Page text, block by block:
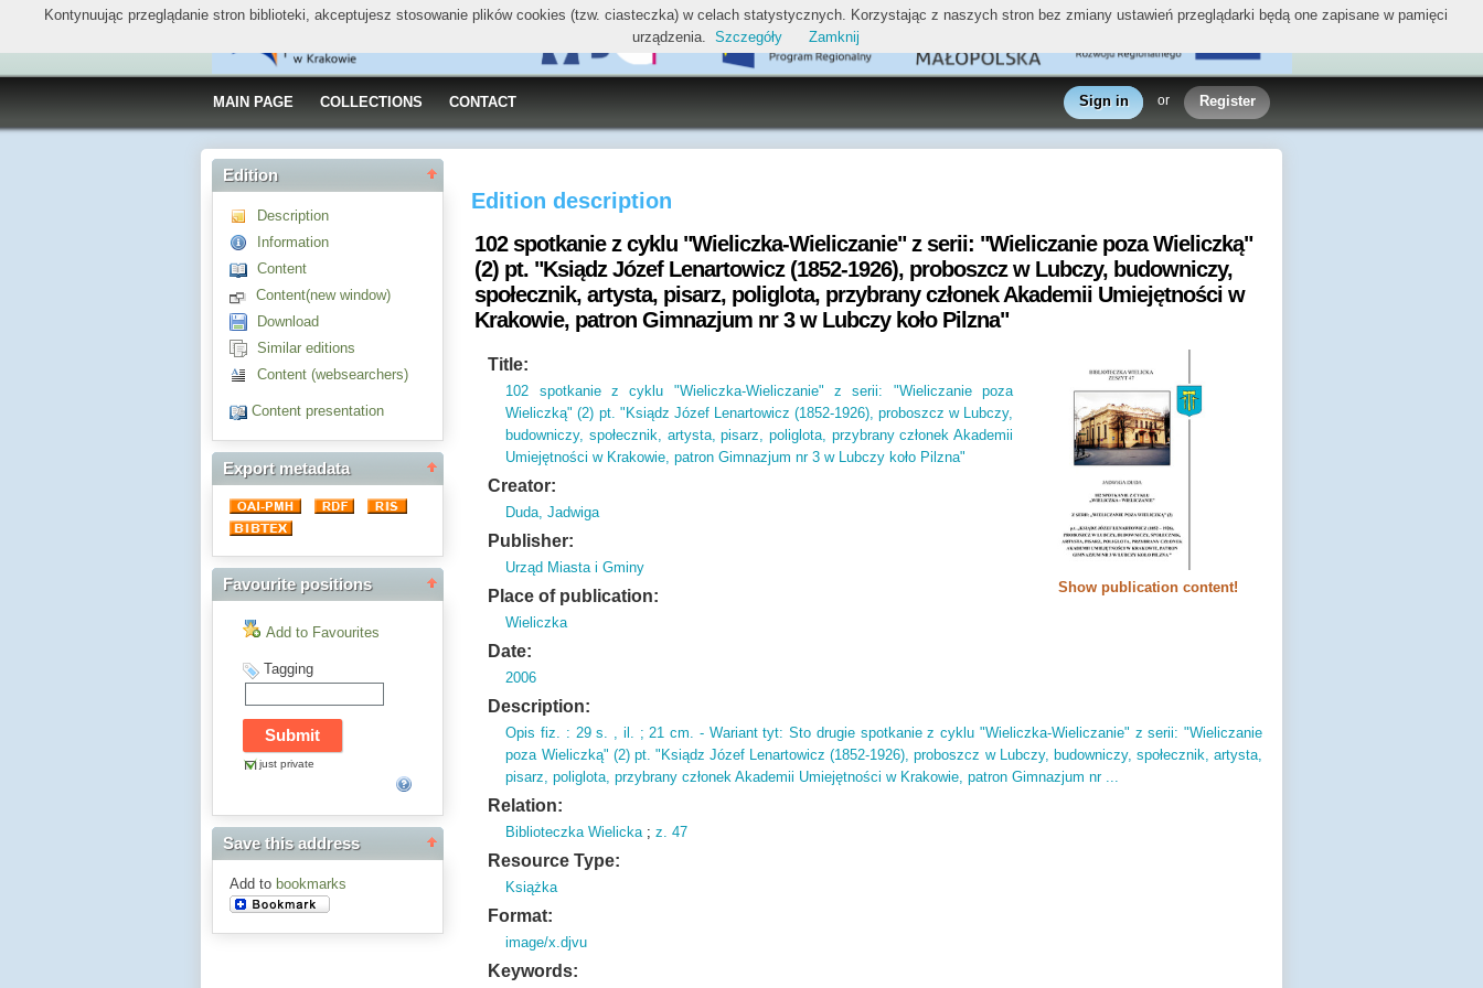
MAIN PAGE COLLECTIONS CONTACT Sign in or Register
Edition
Description
Information
Content
Content(new window)
Download
Similar editions
Content (websearchers)
Content presentation
Export metadata
Favourite positions
Add to Favourites
Tagging
just private
Save this address
Add to bookmarks
Edition description
102 spotkanie z cyklu "Wieliczka-Wieliczanie" z serii: "Wieliczanie poza Wieliczką"
(2) pt. "Ksiądz Józef Lenartowicz (1852-1926), proboszcz w Lubczy, budowniczy,
społecznik, artysta, pisarz, poliglota, przybrany członek Akademii Umiejętności w
Krakowie, patron Gimnazjum nr 3 w Lubczy koło Pilzna"
Show publication content!
Title:
102 spotkanie z cyklu "Wieliczka-Wieliczanie" z serii: "Wieliczanie poza
Wieliczką" (2) pt. "Ksiądz Józef Lenartowicz (1852-1926), proboszcz w Lubczy,
budowniczy, społecznik, artysta, pisarz, poliglota, przybrany członek Akademii
Umiejętności w Krakowie, patron Gimnazjum nr 3 w Lubczy koło Pilzna"
Creator:
Duda, Jadwiga
Publisher:
Urząd Miasta i Gminy
Place of publication:
Wieliczka
Date:
2006
Description:
Opis fiz. : 29 s. , il. ; 21 cm. - Wariant tyt: Sto drugie spotkanie z cyklu "Wieliczka-Wieliczanie" z serii: "Wieliczanie
poza Wieliczką" (2)pt. "Ksiądz Józef Lenartowicz (1852-1926), proboszcz w Lubczy, budowniczy, społecznik, artysta,
pisarz, poliglota, przybrany członek Akademii Umiejętności w Krakowie, patron Gimnazjum nr ...
Relation:
Biblioteczka Wielicka;z. 47
Resource Type:
Książka
Format:
image/x.djvu
Keywords:
Kontynuując przeglądanie stron biblioteki, akceptujesz stosowanie plików cookies (tzw. ciasteczka) w celach statystycznych. Korzystając z naszych stron bez zmiany ustawień przeglądarki będą one zapisane w pamięci
urządzenia. Szczegóły Zamknij